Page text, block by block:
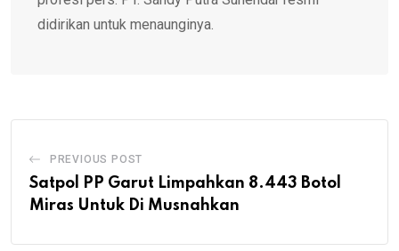
didirikan untuk menaunginya.
PREVIOUS POST
Satpol PP Garut Limpahkan 8.443 Botol
Miras Untuk Di Musnahkan